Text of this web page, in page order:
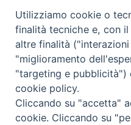
N.7/8 LUGLIO AGOSTO
N. 6 GIUGNO 2026
N°5 MAGGIO 2026
N° 4 APRILE 2026
Utilizziamo cookie o
finalità tecniche e, con
altre finalità
"miglioramento
"targeting e pubblicità")
cookie policy.
Cliccando su "accetta"
cookie. Cliccando su